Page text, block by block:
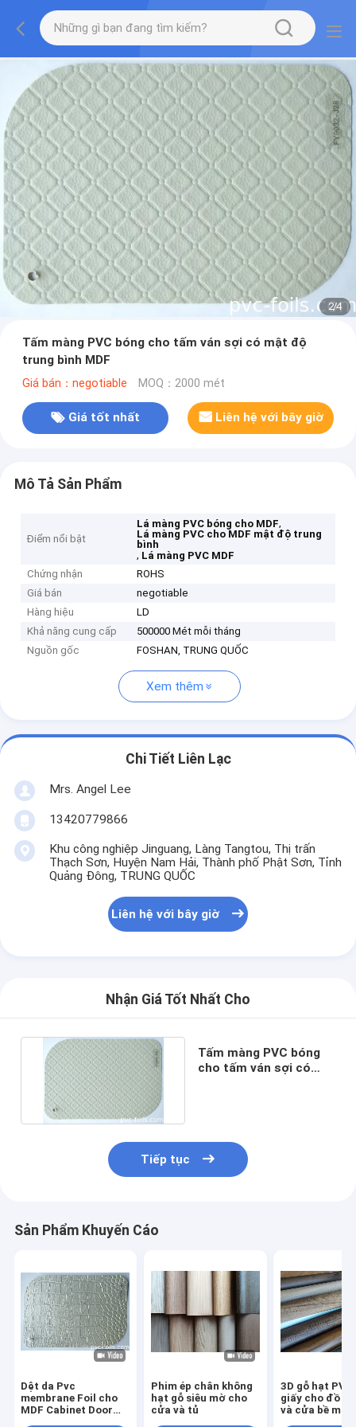
2/4
Tấm màng PVC bóng cho tấm ván sợi có mật độ
trung bình MDF
Giá bán：negotiable MOQ：2000 mét
Giá tốt nhất Liên hệ với bây giờ
Mô Tả Sản Phẩm
Điểm nổi bật
Lá màng PVC bóng cho MDF,
Lá màng PVC cho MDF mật độ trung
bình
, Lá màng PVC MDF
Chứng nhận
ROHS
Giá bán
negotiable
Hàng hiệu
LD
Khả năng cung cấp
500000 Mét mỗi tháng
Nguồn gốc
FOSHAN, TRUNG QUỐC
Xem thêm
Chi Tiết Liên Lạc
Mrs. Angel Lee
13420779866
Khu công nghiệp Jinguang, Làng Tangtou, Thị trấn
Thạch Sơn, Huyện Nam Hải, Thành phố Phật Sơn, Tỉnh
Quảng Đông, TRUNG QUỐC
Liên hệ với bây giờ
Nhận Giá Tốt Nhất Cho
Tấm màng PVC bóng
cho tấm ván sợi có
Tiếp tục
Sản Phẩm Khuyến Cáo
Dệt da Pvc
membrane Foil cho
MDF Cabinet Door
Phim ép chân không
hạt gỗ siêu mờ cho
cửa và tủ
3D gỗ hạt PVC
giấy cho đồ
và cửa bề mặt